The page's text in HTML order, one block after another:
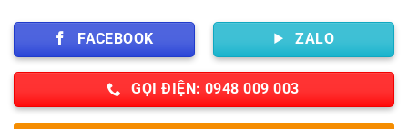
FACEBOOK ZALO
GỌI ĐIỆN: 0948 009 003